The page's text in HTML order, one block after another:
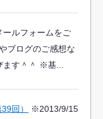
ールフォームをご
ブログのご感想な
ます＾＾ ※基...
回）
※2013/9/15